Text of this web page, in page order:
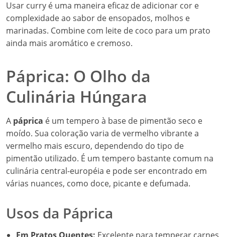
Usar curry é uma maneira eficaz de adicionar cor e
complexidade ao sabor de ensopados, molhos e
marinadas. Combine com leite de coco para um prato
ainda mais aromático e cremoso.
Páprica: O Olho da
Culinária Húngara
A páprica é um tempero à base de pimentão seco e
moído. Sua coloração varia de vermelho vibrante a
vermelho mais escuro, dependendo do tipo de
pimentão utilizado. É um tempero bastante comum na
culinária central-européia e pode ser encontrado em
várias nuances, como doce, picante e defumada.
Usos da Páprica